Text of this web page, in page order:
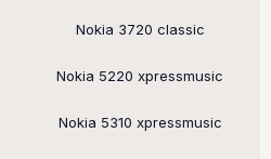
Nokia 3720 classic
Nokia 5220 xpressmusic
Nokia 5310 xpressmusic